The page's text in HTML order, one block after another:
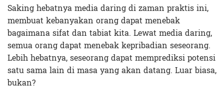
Saking hebatnya media daring di zaman praktis ini,
membuat kebanyakan orang dapat menebak
bagaimana sifat dan tabiat kita. Lewat media daring,
semua orang dapat menebak kepribadian seseorang.
Lebih hebatnya, seseorang dapat memprediksi potensi
satu sama lain di masa yang akan datang. Luar biasa,
bukan?